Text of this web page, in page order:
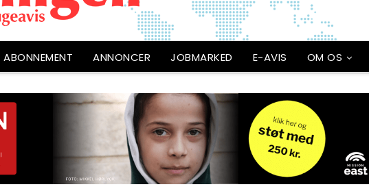
ABONNEMENT ANNONCER JOBMARKED E-AVIS OM OS